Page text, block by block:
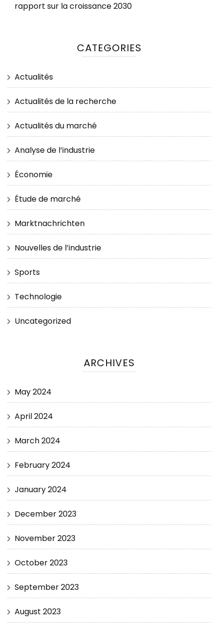
rapport sur la croissance 2030
CATEGORIES
Actualités
Actualités de la recherche
Actualités du marché
Analyse de l’industrie
Économie
Étude de marché
Marktnachrichten
Nouvelles de l’industrie
Sports
Technologie
Uncategorized
ARCHIVES
May 2024
April 2024
March 2024
February 2024
January 2024
December 2023
November 2023
October 2023
September 2023
August 2023